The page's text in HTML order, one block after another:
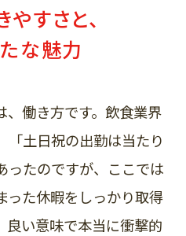
すさと、
な魅力
、働き方です。飲食業界
「土日祝の出勤は当たり
ったのですが、ここでは
った休暇をしっかり取得
良い意味で本当に衝撃的